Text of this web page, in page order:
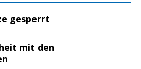
gesperrt
mit den